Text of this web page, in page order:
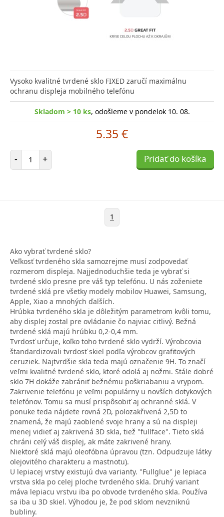
Vysoko kvalitné tvrdené sklo FIXED zaručí maximálnu
ochranu displeja mobilného telefónu
Skladom > 10 ks, odošleme v pondelok 10. 08.
5.35 €
- Počet položiek
+ Pridať do košíka
1
Ako vybrať tvrdené sklo?
Veľkosť tvrdeného skla samozrejme musí zodpovedať
rozmerom displeja. Najjednoduchšie teda je vybrať si
tvrdené sklo presne pre váš typ telefónu. U nás zoženiete
tvrdené sklá pre všetky modely mobilov Huawei, Samsung,
Apple, Xiao a mnohých ďalších.
Hrúbka tvrdeného skla je dôležitým parametrom kvôli tomu,
aby displej zostal pre ovládanie čo najviac citlivý. Bežná
tvrdené sklá majú hrúbku 0,2-0,4 mm.
Tvrdosť určuje, koľko toho tvrdené sklo vydrží. Výrobcovia
štandardizovali tvrdosť skiel podľa výrobcov grafitových
ceruziek. Najtvrdšie skla teda majú označenie 9H. To značí
veľmi kvalitné tvrdené sklo, ktoré odolá aj nožmi. Stále dobré
sklo 7H dokáže zabrániť bežnému poškriabaniu a vrypom.
Zakrivenie telefónu je veľmi populárny u novších dotykových
telefónov. Tomu sa musí prispôsobiť aj ochranné sklá. V
ponuke teda nájdete rovná 2D, polozakřivená 2,5D to
znamená, že majú zaoblené svoje hrany a sú na displeji
menej vidieť aj zakrivená 3D skla, tiež "fullface". Tieto sklá
chráni celý váš displej, ak máte zakrivené hrany.
Niektoré sklá majú oleofóbna úpravou (tzn. Odpudzuje látky
olejovitého charakteru a mastnotu).
U lepiacej vrstvy existujú dva varianty. "Fullglue" je lepiaca
vrstva skla po celej ploche tvrdeného skla. Druhý variant
máva lepiacu vrstvu iba po obvode tvrdeného skla. Používa
sa iba u 3D skiel. Výhodou je, že pod sklom nevzniknú
bubliny.